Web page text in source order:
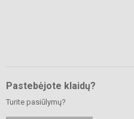
Pastebėjote klaidų?
Turite pasiūlymų?